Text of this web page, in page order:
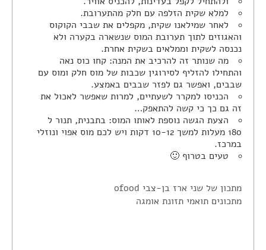
למלא שקית הזלפה עם חלק מהתערובת.
לאחר שמילאנו שקית, מקפלים את שבבי הקוקוס
והאגוזים לתוך תערובת המוס שנשארה בקערה ולא
נכנסה לשקית וממלאים בשקית אחרת.
מה שנותר זה להרכיב את המנה: קחו כוס נאה
והתחילו להזליף לסירוגין שכבות של מוס חלק ומוס עם
שבבים, ואפשר גם לפזר שבבים באמצע.
הכניסו למקרר לשעתיים, למרות שאפשר לאכול את
זה גם כך כי קשה להתאפק…
הצעת הגשה נוספת לאותו המוס: בתבנית, תנור ל
180 מעלות למשך 10-12 דקות ויש לכם מוס אפוי ונוזלי
במרכז.
טעים בטרוף 🙂
מתכון של שני ארז בן-צבי ofood
מתכונים תואמי תזונת אומגה